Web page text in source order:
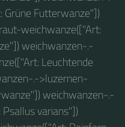
Futterwanze"])
weichwanze(["Art:
weichwanzen-.-
Leuchtende
.->luzernen-
weichwanzen-.-
varians"])